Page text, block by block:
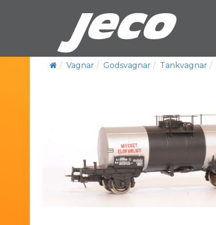
Vagnar Godsvagnar Tankvagnar